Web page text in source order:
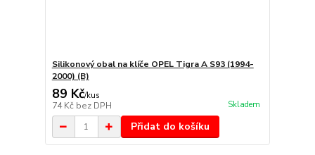
Silikonový obal na klíče OPEL Tigra A S93 (1994-
2000) (B)
89 Kč/kus
74 Kč bez DPH Skladem
Přidat do košíku